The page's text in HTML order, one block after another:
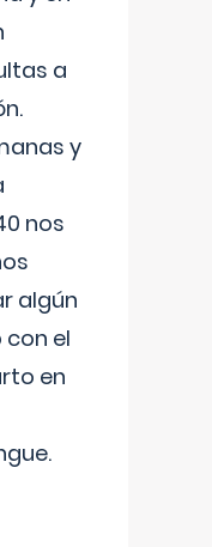
a
y
nos
algún
con el
en